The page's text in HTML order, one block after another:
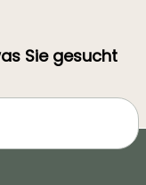
Sie gesucht